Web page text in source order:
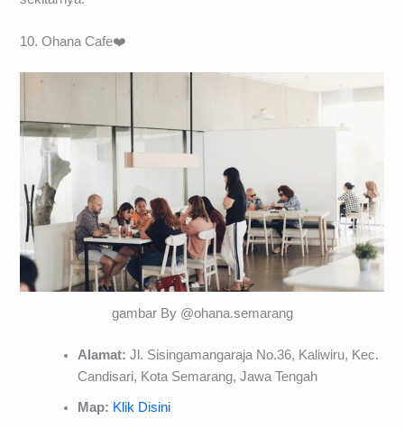
10. Ohana Cafe❤️
gambar By @ohana.semarang
Alamat:Jl. Sisingamangaraja No.36, Kaliwiru, Kec.
Candisari, Kota Semarang, Jawa Tengah
Map: Klik Disini